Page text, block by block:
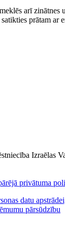
arī zinātnes
prātam ar
Izraēlas
privātuma
datu
pārsūdzību